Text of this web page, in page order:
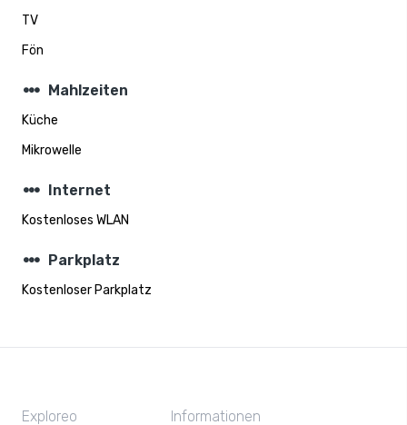
TV
Fön
steppers Mahlzeiten
Küche
Mikrowelle
steppers Internet
Kostenloses WLAN
steppers Parkplatz
Kostenloser Parkplatz
Exploreo Informationen